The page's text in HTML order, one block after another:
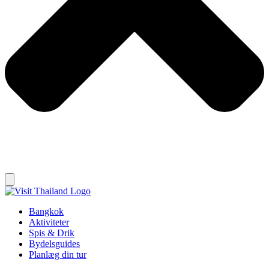
Bangkok
Aktiviteter
Spis & Drik
Bydelsguides
Planlæg din tur